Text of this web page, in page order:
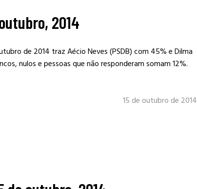
2014
de 2014 traz Aécio Neves (PSDB) com 45% e Dilma
nulos e pessoas que não responderam somam 12%.
15 de outubro de 2014